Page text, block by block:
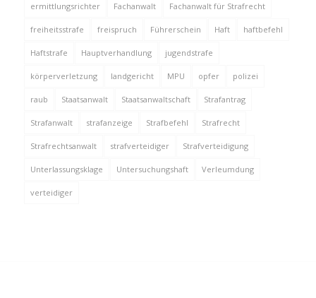
ermittlungsrichter Fachanwalt Fachanwalt für Strafrecht
freiheitsstrafe freispruch Führerschein Haft haftbefehl
Haftstrafe Hauptverhandlung jugendstrafe
körperverletzung landgericht MPU opfer polizei
raub Staatsanwalt Staatsanwaltschaft Strafantrag
Strafanwalt strafanzeige Strafbefehl Strafrecht
Strafrechtsanwalt strafverteidiger Strafverteidigung
Unterlassungsklage Untersuchungshaft Verleumdung
verteidiger